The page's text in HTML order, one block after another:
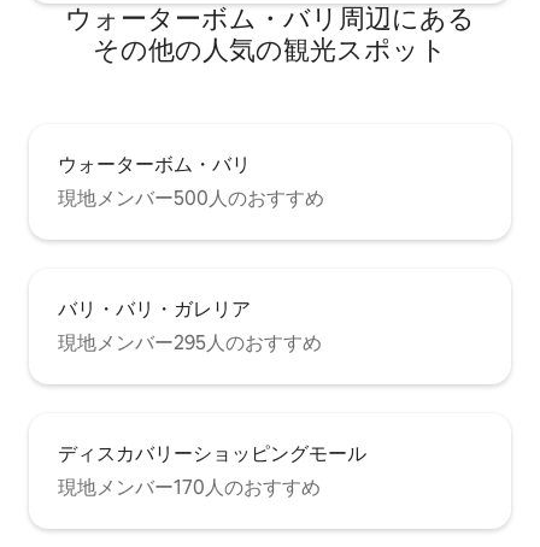
ウォーターボム・バリ⁠周⁠辺⁠に⁠あ⁠る
そ⁠の⁠他⁠の人⁠気⁠の観⁠光⁠ス⁠ポ⁠ッ⁠ト
ウォーターボム・バリ
現地メンバー500人のおすすめ
バリ・バリ・ガレリア
現地メンバー295人のおすすめ
ディスカバリーショッピングモール
現地メンバー170人のおすすめ